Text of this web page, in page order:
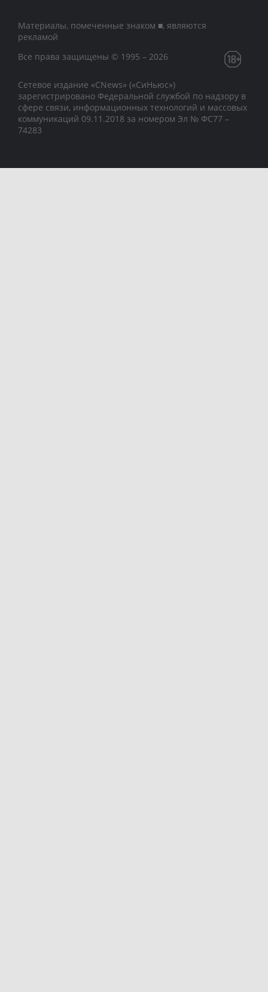
Материалы, помеченные знаком ■, являются
рекламой
Все права защищены © 1995 – 2026
Сетевое издание «CNews» («СиНьюс»)
зарегистрировано Федеральной службой по надзору в
сфере связи, информационных технологий и массовых
коммуникаций 09.11.2018 за номером Эл № ФС77 –
74283